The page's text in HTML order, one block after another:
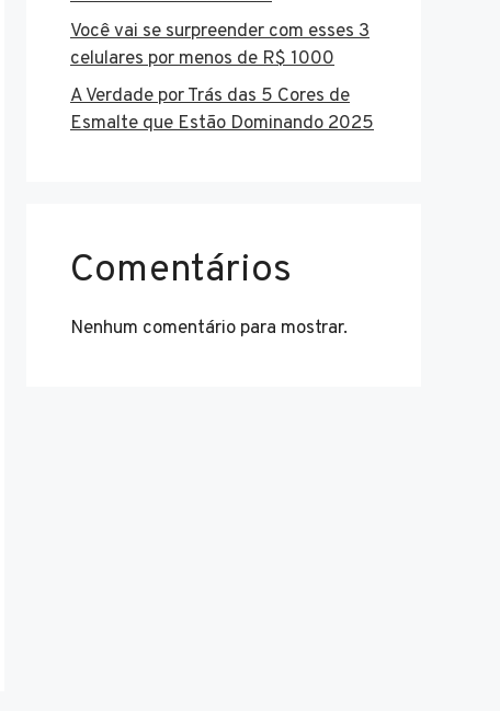
Você vai se surpreender com esses 3
celulares por menos de R$ 1000
A Verdade por Trás das 5 Cores de
Esmalte que Estão Dominando 2025
Comentários
Nenhum comentário para mostrar.